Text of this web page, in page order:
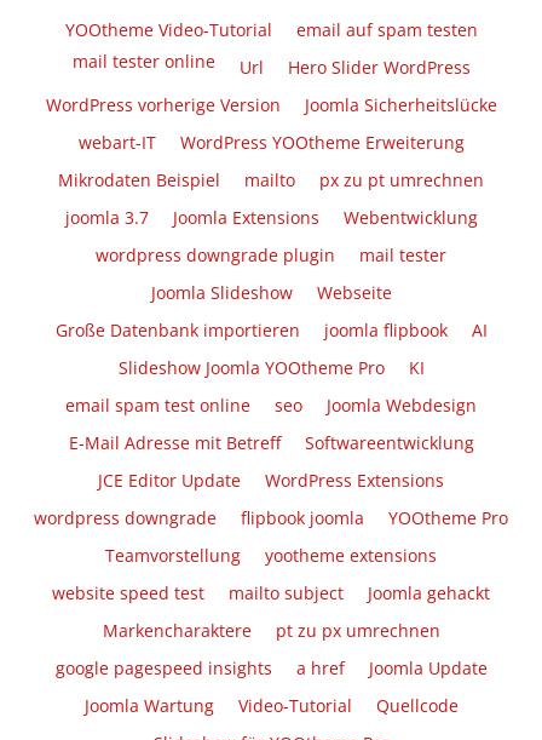
YOOtheme Video-Tutorial
email auf spam testen
mail tester online
Url
Hero Slider WordPress
WordPress vorherige Version
Joomla Sicherheitslücke
webart-IT
WordPress YOOtheme Erweiterung
Mikrodaten Beispiel
mailto
px zu pt umrechnen
joomla 3.7
Joomla Extensions
Webentwicklung
wordpress downgrade plugin
mail tester
Joomla Slideshow
Webseite
Große Datenbank importieren
joomla flipbook
AI
Slideshow Joomla YOOtheme Pro
KI
email spam test online
seo
Joomla Webdesign
E-Mail Adresse mit Betreff
Softwareentwicklung
JCE Editor Update
WordPress Extensions
wordpress downgrade
flipbook joomla
YOOtheme Pro
Teamvorstellung
yootheme extensions
website speed test
mailto subject
Joomla gehackt
Markencharaktere
pt zu px umrechnen
google pagespeed insights
a href
Joomla Update
Joomla Wartung
Video-Tutorial
Quellcode